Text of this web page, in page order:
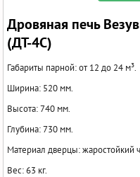
Дровяная печь
(ДТ-4С)
Габариты парной: от 12 до 24 м³.
Ширина: 520 мм.
Высота: 740 мм.
Глубина: 730 мм.
Материал дверцы: жаростойкий
Вес: 63 кг.